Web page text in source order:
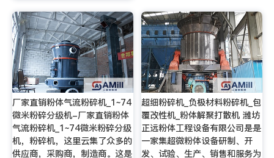
厂家直销粉体气流粉碎机_1~74
微米粉碎分级机-厂家直销粉体
气流粉碎机_1~74微米粉碎分级
机，粉碎机，这里云集了众多的
供应商，采购商，制造商。这是
超细粉碎机_负极材料粉碎机_包
覆改性机_粉体解聚打散机 潍坊
正远粉体工程设备有限公司是是
一家集超微粉体设备研制、开
发、试验、生产、销售和服务为